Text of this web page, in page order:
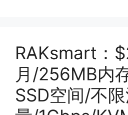
RAKsmart：
月/256MB内
SSD空间/不